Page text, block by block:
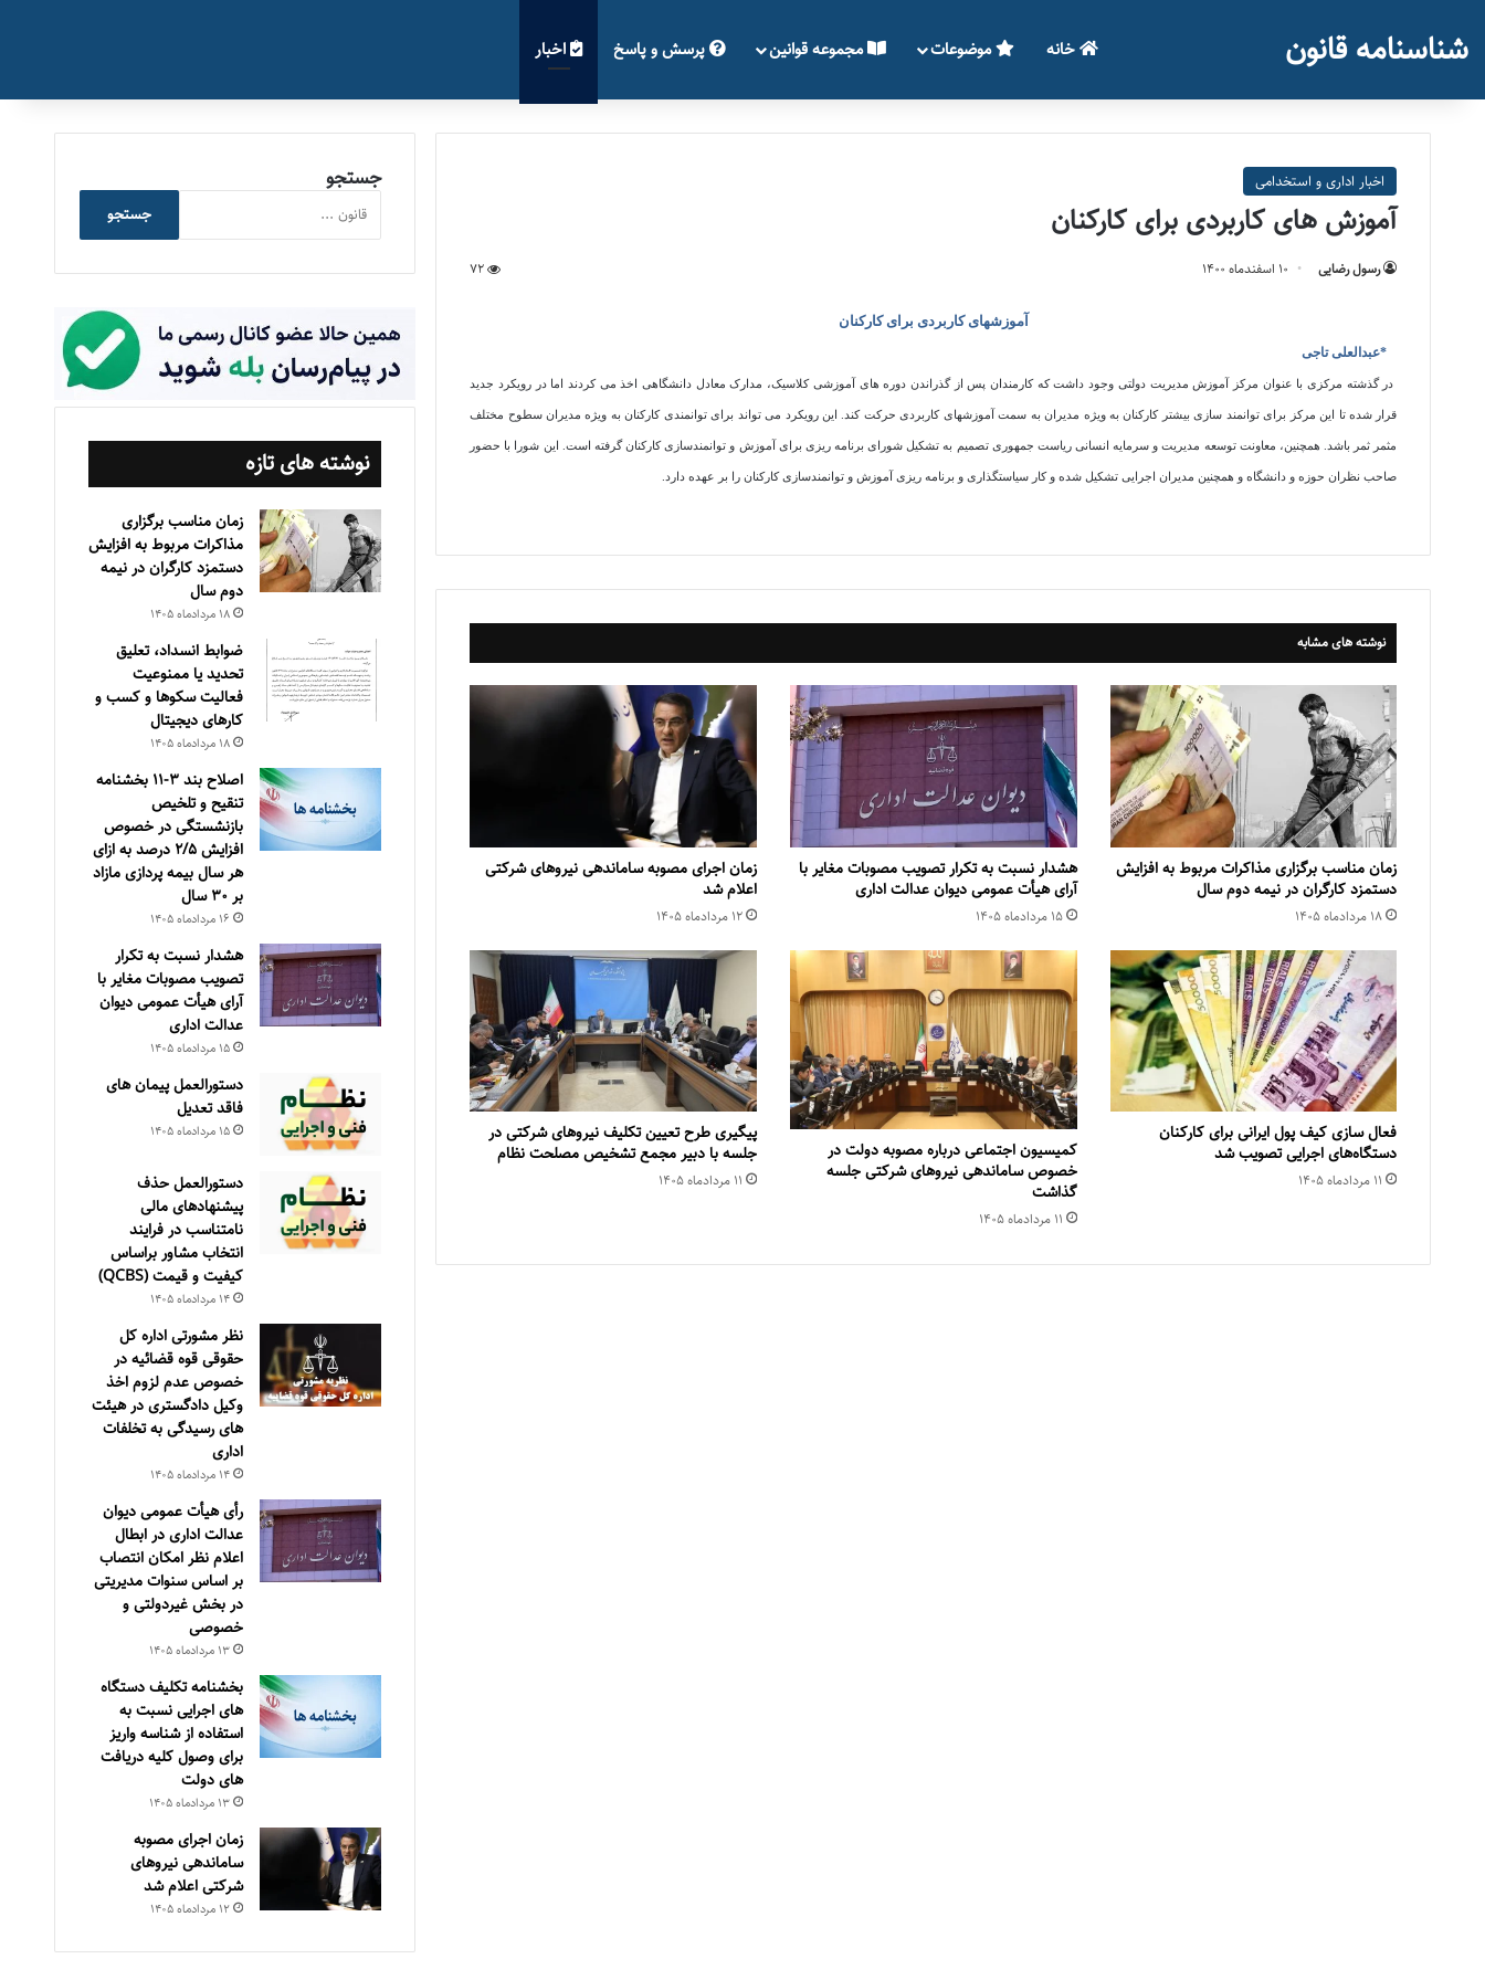
شناسنامه قانون خانه موضوعات مجموعه قوانین پرسش و پاسخ اخبار
اخبار اداری و استخدامی
آموزش های کاربردی برای کارکنان
رسول رضایی ۱۰ اسفند‌ماه ۱۴۰۰ 72
آموزشهای کاربردی برای کارکنان
*عبدالعلی تاجی
در گذشته مرکزی با عنوان مرکز آموزش مدیریت دولتی وجود داشت که کارمندان پس از گذراندن دوره های آموزشی کلاسیک، مدارک معادل دانشگاهی اخذ می کردند اما در رویکرد جدید
قرار شده تا این مرکز برای توانمند سازی بیشتر کارکنان به ویژه مدیران به سمت آموزشهای کاربردی حرکت کند. اینرویکرد می تواند برای توانمندی کارکنان به ویژه مدیران سطوح مختلف
مثمر ثمر باشد همچنین، معاونت توسعه مدیریت و سرمایه انسانی ریاست جمهوری تصمیم به تشکیل شورای برنامه ریزی برای آموزش و توانمندسازی کارکنان گرفته است. این شورا با حضور
صاحب نظران حوزه و دانشگاه و همچنین مدیران اجرایی تشکیل شده و کار سیاستگذاری و برنامه ریزی آموزش و توانمندسازی کارکنان را بر عهده دارد
نوشته های مشابه
زمان مناسب برگزاری مذاکرات مربوط به افزایش
دستمزد کارگران در نیمه دوم سال
۱۸ مرداد‌ماه ۱۴۰۵
هشدار نسبت به تکرار تصویب مصوبات مغایر با
آرای هیأت عمومی دیوان عدالت اداری
۱۵ مرداد‌ماه ۱۴۰۵
زمان اجرای مصوبه ساماندهی نیروهای شرکتی
اعلام شد
۱۲ مرداد‌ماه ۱۴۰۵
فعال سازی کیف پول ایرانی برای کارکنان
دستگاه‌های اجرایی تصویب شد
۱۱ مرداد‌ماه ۱۴۰۵
کمیسیون اجتماعی درباره مصوبه دولت در
خصوص ساماندهی نیروهای شرکتی جلسه
گذاشت
۱۱ مرداد‌ماه ۱۴۰۵
پیگیری طرح تعیین تکلیف نیروهای شرکتی در
جلسه با دبیر مجمع تشخیص مصلحت نظام
۱۱ مرداد‌ماه ۱۴۰۵
جستجو
جستجو
نوشته های تازه
زمان مناسب برگزاری
مذاکرات مربوط به افزایش
دستمزد کارگران در نیمه
دوم سال
۱۸ مرداد‌ماه ۱۴۰۵
ضوابط انسداد، تعليق
تحديد يا ممنوعيت
فعاليت سكوها و كسب و
كارهای ديجيتال
۱۸ مرداد‌ماه ۱۴۰۵
اصلاح بند ۳‏-۱۱ بخشنامه
تنقیح و تلخیص
بازنشستگی در خصوص
افزایش ۵‏‏‏‏‏‏‏‏‏/۲ درصد به ازای
هر سال بیمه پردازی مازاد
بر ۳۰‏ سال
۱۶ مرداد‌ماه ۱۴۰۵
هشدار نسبت به تکرار
تصویب مصوبات مغایر با
آرای هیأت عمومی دیوان
عدالت اداری
۱۵ مرداد‌ماه ۱۴۰۵
دستورالعمل پیمان های
فاقد تعدیل
۱۵ مرداد‌ماه ۱۴۰۵
دستورالعمل حذف
پيشنهادهای مالی
نامتناسب در فرايند
انتخاب مشاور براساس
كيفيت و قيمت (QCBS)
۱۴ مرداد‌ماه ۱۴۰۵
نظر مشورتی اداره کل
حقوقی قوه قضائیه در
خصوص عدم لزوم اخذ
وکیل دادگستری در هیئت
های رسیدگی به تخلفات
اداری
۱۴ مرداد‌ماه ۱۴۰۵
رأی هیأت عمومی دیوان
عدالت اداری در ابطال
اعلام نظر امکان انتصاب
بر اساس سنوات مدیریتی
در بخش غیردولتی و
خصوصی
۱۳ مرداد‌ماه ۱۴۰۵
بخشنامه تکلیف دستگاه
های اجرایی نسبت به
استفاده از شناسه واریز
برای وصول کلیه دریافت
های دولت
۱۳ مرداد‌ماه ۱۴۰۵
زمان اجرای مصوبه
ساماندهی نیروهای
شرکتی اعلام شد
۱۲ مرداد‌ماه ۱۴۰۵